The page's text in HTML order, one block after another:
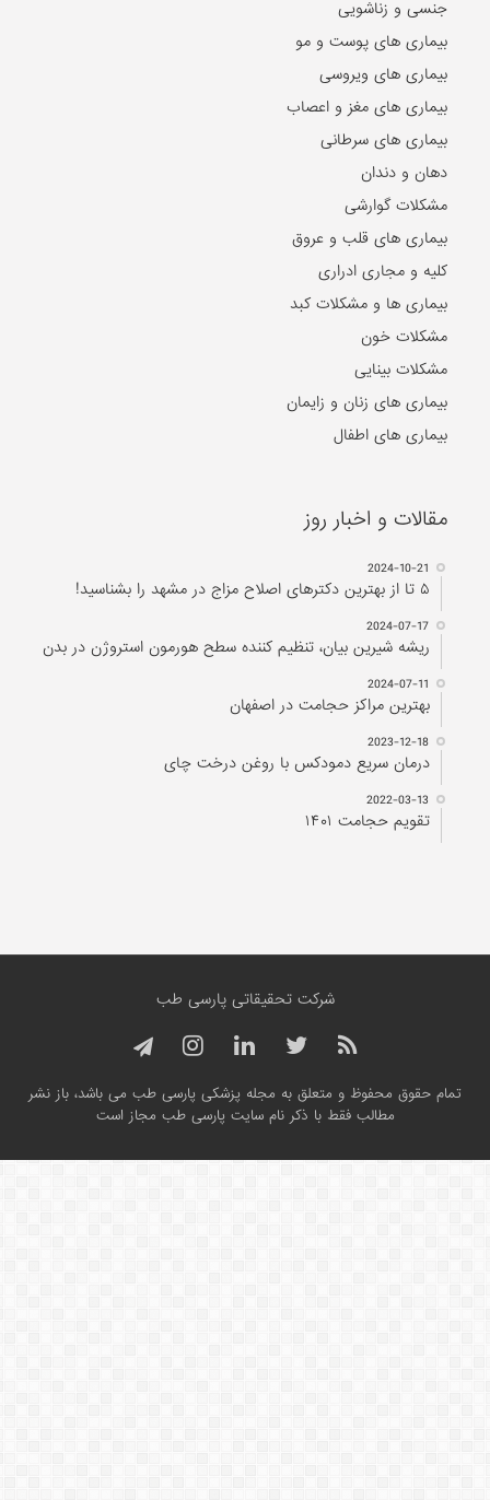
جنسی و زناشویی
بیماری های پوست و مو
بیماری های ویروسی
بیماری های مغز و اعصاب
بیماری های سرطانی
دهان و دندان
مشکلات گوارشی
بیماری های قلب و عروق
کلیه و مجاری ادراری
بیماری ها و مشکلات کبد
مشکلات خون
مشکلات بینایی
بیماری های زنان و زایمان
بیماری های اطفال
مقالات و اخبار روز
2024-10-21
۵ تا از بهترین دکتر‌های اصلاح مزاج در مشهد را بشناسید!
2024-07-17
ریشه شیرین بیان، تنظیم کننده سطح هورمون استروژن در بدن
2024-07-11
بهترین مراکز حجامت در اصفهان
2023-12-18
درمان سریع دمودکس با روغن درخت چای
2022-03-13
تقویم حجامت ۱۴۰۱
شرکت تحقیقاتی پارسی طب
تمام حقوق محفوظ و متعلق به مجله پزشکی پارسی طب می باشد، باز نشر
مطالب فقط با ذکر نام سایت پارسی طب مجاز است